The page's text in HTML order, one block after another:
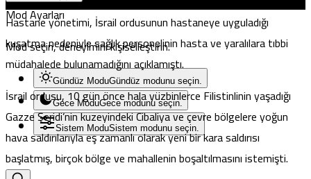
Mod Ayarları
Mod seçin, deneyimini kişiselleştirin.
Gündüz ModuGündüz modunu seçin.
Gece ModuGece modunu seçin.
Sistem ModuSistem modunu seçin.
Hastane yönetimi, İsrail ordusunun hastaneye uyguladığı
kuşatma nedeniyle sağlık personelinin hasta ve yaralılara tıbbi
müdahalede bulunamadığını açıklamıştı.
İsrail ordusu, 10 gün önce hala yüzbinlerce Filistinlinin yaşadığı
Gazze Şeridi’nin kuzeyindeki Cibaliya ve çevre bölgelere yoğun
hava saldırılarıyla eş zamanlı olarak yeni bir kara saldırısı
başlatmış, birçok bölge ve mahallenin boşaltılmasını istemişti.